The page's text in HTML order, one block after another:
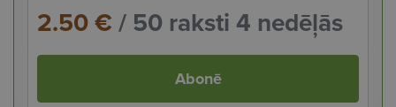
2.50 €/ 50 raksti 4 nedēļās
Abonē